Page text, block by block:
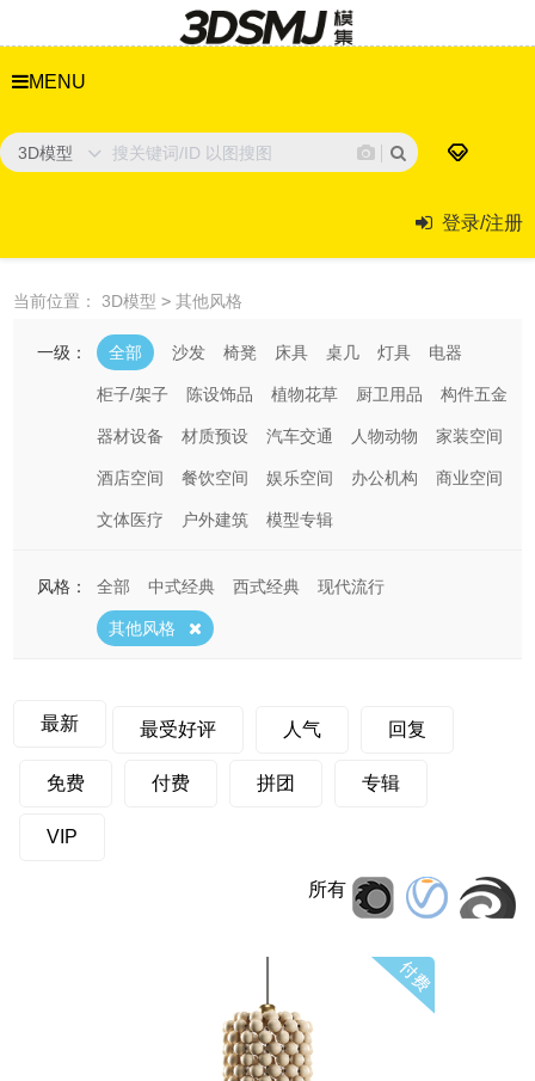
MENU
3D模型
登录/注册
当前位置： 3D模型 > 其他风格
一级： 全部 沙发 椅凳 床具 桌几 灯具 电器
柜子/架子 陈设饰品 植物花草 厨卫用品 构件五金
器材设备 材质预设 汽车交通 人物动物 家装空间
酒店空间 餐饮空间 娱乐空间 办公机构 商业空间
文体医疗 户外建筑 模型专辑
风格： 全部 中式经典 西式经典 现代流行
其他风格
最新 最受好评 人气 回复
免费 付费 拼团 专辑
VIP
所有